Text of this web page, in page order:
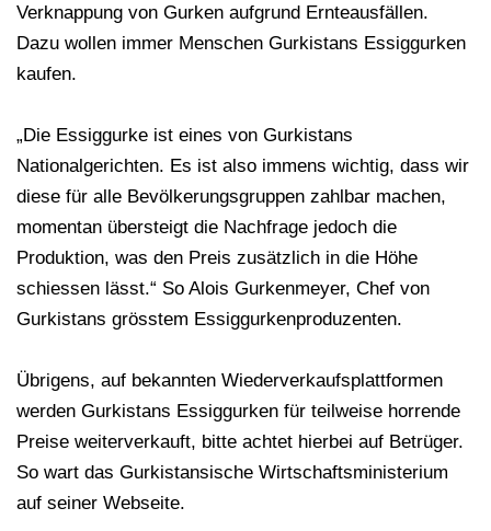
Verknappung von Gurken aufgrund Ernteausfällen.
Dazu wollen immer Menschen Gurkistans Essiggurken
kaufen.
„Die Essiggurke ist eines von Gurkistans
Nationalgerichten. Es ist also immens wichtig, dass wir
diese für alle Bevölkerungsgruppen zahlbar machen,
momentan übersteigt die Nachfrage jedoch die
Produktion, was den Preis zusätzlich in die Höhe
schiessen lässt.“ So Alois Gurkenmeyer, Chef von
Gurkistans grösstem Essiggurkenproduzenten.
Übrigens, auf bekannten Wiederverkaufsplattformen
werden Gurkistans Essiggurken für teilweise horrende
Preise weiterverkauft, bitte achtet hierbei auf Betrüger.
So wart das Gurkistansische Wirtschaftsministerium
auf seiner Webseite.